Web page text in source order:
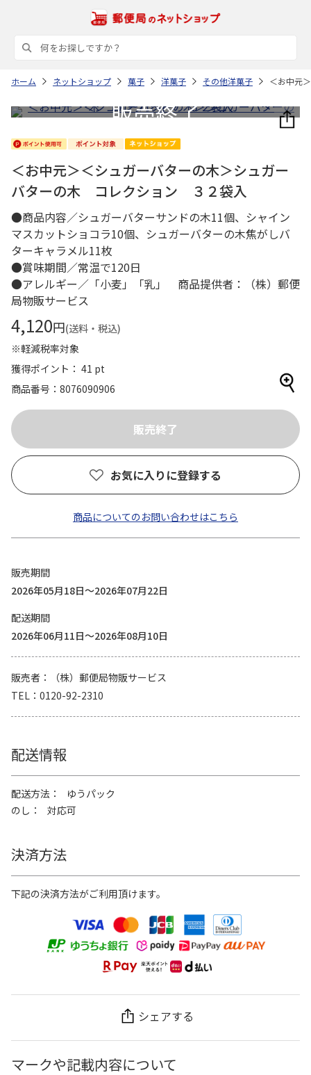
ホーム ネットショップ 菓子 洋菓子 その他洋菓子 ＜お中元
＜お中元＞＜シュガーバターの木＞シュガー
バターの木 コレクション ３２袋入
●商品内容／シュガーバターサンドの木11個、シャイン
マスカットショコラ10個、シュガーバターの木焦がしバ
ターキャラメル11枚
●賞味期間／常温で120日
●アレルギー／「小麦」「乳」 商品提供者：（株）郵便
局物販サービス
4,120円(送料・税込)
※軽減税率対象
獲得ポイント： 41 pt
商品番号
8076090906
お気に入りに登録する
商品についてのお問い合わせはこちら
販売期間
2026年05月18日～2026年07月22日
配送期間
2026年06月11日～2026年08月10日
販売者
（株）郵便局物販サービス
TEL
0120-92-2310
配送情報
配送方法
ゆうパック
のし
対応可
決済方法
下記の決済方法がご利用頂けます。
シェアする
マークや記載内容について